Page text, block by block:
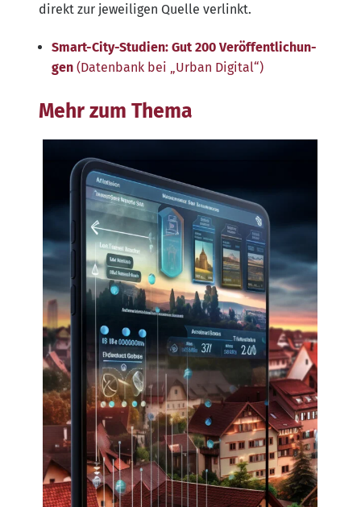
direkt zur jewei­li­gen Quel­le verlinkt.
Smart-City-Stu­di­en: Gut 200 Ver­öf­fent­li­chun­
gen (Daten­bank bei „Urban Digital“)
Mehr zum Thema